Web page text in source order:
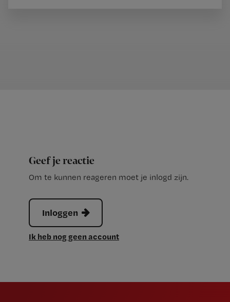
Geef je reactie
Om te kunnen reageren moet je inlogd zijn.
Inloggen
Ik heb nog geen account